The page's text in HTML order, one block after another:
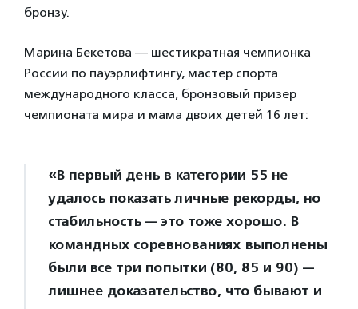
бронзу.
Марина Бекетова — шестикратная чемпионка
России по пауэрлифтингу, мастер спорта
международного класса, бронзовый призер
чемпионата мира и мама двоих детей 16 лет:
«В первый день в категории 55 не
удалось показать личные рекорды, но
стабильность — это тоже хорошо. В
командных соревнованиях выполнены
были все три попытки (80, 85 и 90) —
лишнее доказательство, что бывают и